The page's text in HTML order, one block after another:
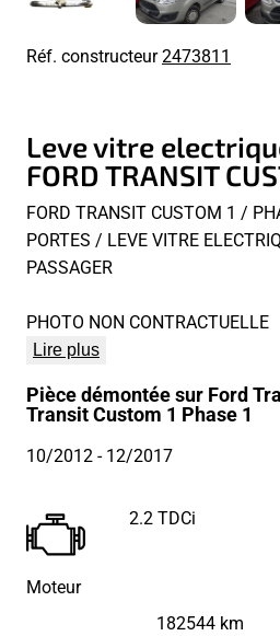
Réf. constructeur2473811
Leve vitre
FORD TRANSIT
FORD TRANSIT CUSTOM 1 /
PORTES / LEVE VITRE
PASSAGER
PHOTO NON CONTRACTUELLE
Lire plus
Pièce démontée sur Ford
Transit Custom 1 Phase 1
10/2012- 12/2017
Moteur
2.2 TDCi
182544 km